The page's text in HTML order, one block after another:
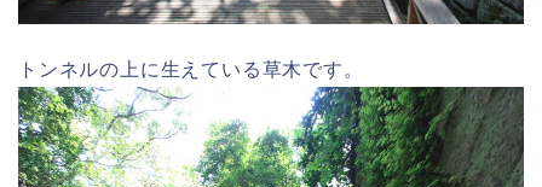
トンネルの上に生えている草木です。